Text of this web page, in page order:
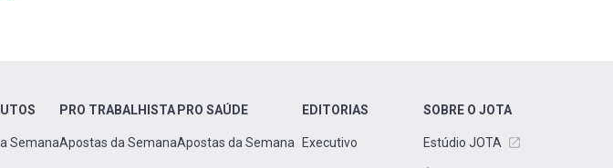
Semana
PRO TRABALHISTA
Apostas da Semana
PRO SAÚDE
Apostas da Semana
EDITORIAS
Executivo
SOBRE O JOTA
Estúdio JOTA